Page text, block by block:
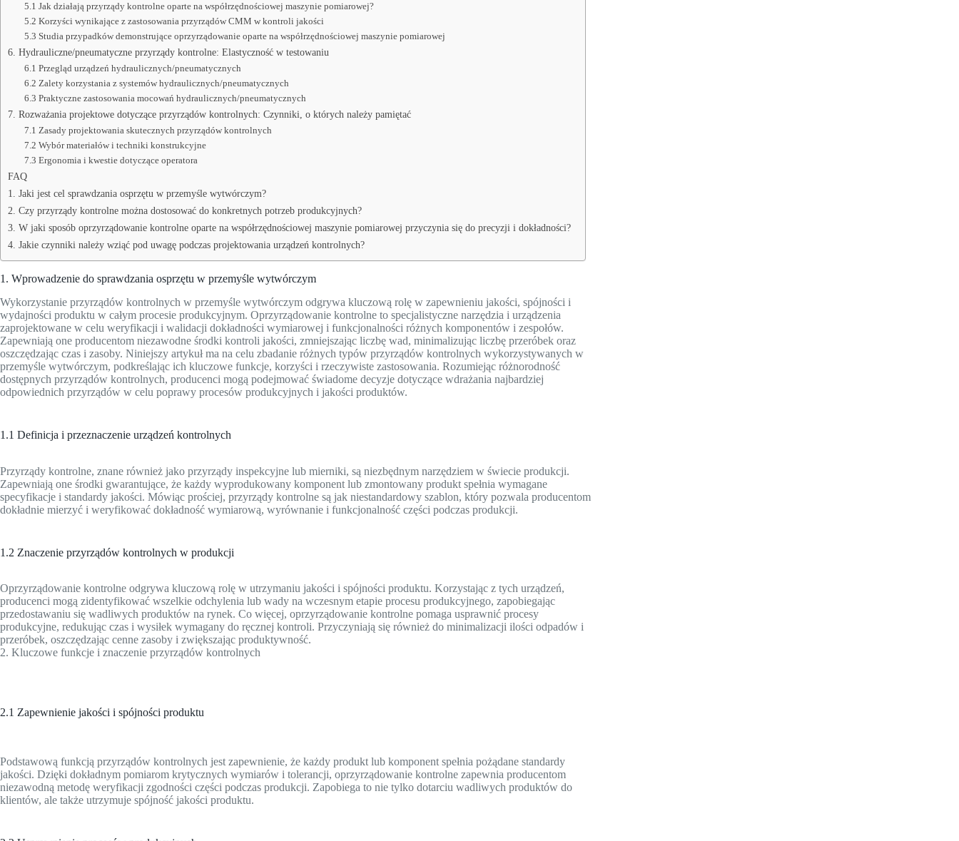
5.1 Jak działają przyrządy kontrolne oparte na współrzędnościowej maszynie pomiarowej?
5.2 Korzyści wynikające z zastosowania przyrządów CMM w kontroli jakości
5.3 Studia przypadków demonstrujące oprzyrządowanie oparte na współrzędnościowej maszynie pomiarowej
6. Hydrauliczne/pneumatyczne przyrządy kontrolne: Elastyczność w testowaniu
6.1 Przegląd urządzeń hydraulicznych/pneumatycznych
6.2 Zalety korzystania z systemów hydraulicznych/pneumatycznych
6.3 Praktyczne zastosowania mocowań hydraulicznych/pneumatycznych
7. Rozważania projektowe dotyczące przyrządów kontrolnych: Czynniki, o których należy pamiętać
7.1 Zasady projektowania skutecznych przyrządów kontrolnych
7.2 Wybór materiałów i techniki konstrukcyjne
7.3 Ergonomia i kwestie dotyczące operatora
FAQ
1. Jaki jest cel sprawdzania osprzętu w przemyśle wytwórczym?
2. Czy przyrządy kontrolne można dostosować do konkretnych potrzeb produkcyjnych?
3. W jaki sposób oprzyrządowanie kontrolne oparte na współrzędnościowej maszynie pomiarowej przyczynia się do precyzji i dokładności?
4. Jakie czynniki należy wziąć pod uwagę podczas projektowania urządzeń kontrolnych?
1. Wprowadzenie do sprawdzania osprzętu w przemyśle wytwórczym
Wykorzystanie przyrządów kontrolnych w przemyśle wytwórczym odgrywa kluczową rolę w zapewnieniu jakości, spójności i
wydajności produktu w całym procesie produkcyjnym. Oprzyrządowanie kontrolne to specjalistyczne narzędzia i urządzenia
zaprojektowane w celu weryfikacji i walidacji dokładności wymiarowej i funkcjonalności różnych komponentów i zespołów.
Zapewniają one producentom niezawodne środki kontroli jakości, zmniejszając liczbę wad, minimalizując liczbę przeróbek oraz
oszczędzając czas i zasoby. Niniejszy artykuł ma na celu zbadanie różnych typów przyrządów kontrolnych wykorzystywanych w
przemyśle wytwórczym, podkreślając ich kluczowe funkcje, korzyści i rzeczywiste zastosowania. Rozumiejąc różnorodność
dostępnych przyrządów kontrolnych, producenci mogą podejmować świadome decyzje dotyczące wdrażania najbardziej
odpowiednich przyrządów w celu poprawy procesów produkcyjnych i jakości produktów.
1.1 Definicja i przeznaczenie urządzeń kontrolnych
Przyrządy kontrolne, znane również jako przyrządy inspekcyjne lub mierniki, są niezbędnym narzędziem w świecie produkcji.
Zapewniają one środki gwarantujące, że każdy wyprodukowany komponent lub zmontowany produkt spełnia wymagane
specyfikacje i standardy jakości. Mówiąc prościej, przyrządy kontrolne są jak niestandardowy szablon, który pozwala producentom
dokładnie mierzyć i weryfikować dokładność wymiarową, wyrównanie i funkcjonalność części podczas produkcji.
1.2 Znaczenie przyrządów kontrolnych w produkcji
Oprzyrządowanie kontrolne odgrywa kluczową rolę w utrzymaniu jakości i spójności produktu. Korzystając z tych urządzeń,
producenci mogą zidentyfikować wszelkie odchylenia lub wady na wczesnym etapie procesu produkcyjnego, zapobiegając
przedostawaniu się wadliwych produktów na rynek. Co więcej, oprzyrządowanie kontrolne pomaga usprawnić procesy
produkcyjne, redukując czas i wysiłek wymagany do ręcznej kontroli. Przyczyniają się również do minimalizacji ilości odpadów i
przeróbek, oszczędzając cenne zasoby i zwiększając produktywność.
2. Kluczowe funkcje i znaczenie przyrządów kontrolnych
2.1 Zapewnienie jakości i spójności produktu
Podstawową funkcją przyrządów kontrolnych jest zapewnienie, że każdy produkt lub komponent spełnia pożądane standardy
jakości. Dzięki dokładnym pomiarom krytycznych wymiarów i tolerancji, oprzyrządowanie kontrolne zapewnia producentom
niezawodną metodę weryfikacji zgodności części podczas produkcji. Zapobiega to nie tylko dotarciu wadliwych produktów do
klientów, ale także utrzymuje spójność jakości produktu.